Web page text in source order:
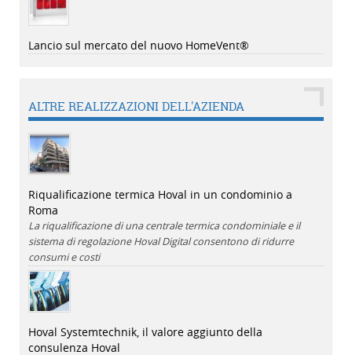
Lancio sul mercato del nuovo HomeVent®
ALTRE REALIZZAZIONI DELL'AZIENDA
Riqualificazione termica Hoval in un condominio a
Roma
La riqualificazione di una centrale termica condominiale e il
sistema di regolazione Hoval Digital consentono di ridurre
consumi e costi
Hoval Systemtechnik, il valore aggiunto della
consulenza Hoval